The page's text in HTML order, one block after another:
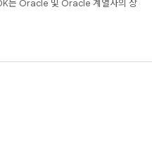
는 Oracle 및 Oracle 계열사의 상